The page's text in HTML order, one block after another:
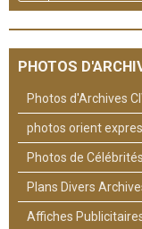
PHOTOS
Photos d'Archives
photos orient
Photos de Célébrités
Plans Divers
Affiches Publicitaires